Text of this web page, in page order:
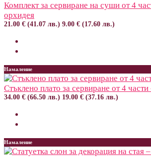
Комплект за сервиране на суши от 4
орхидея
21.00 € (41.07 лв.) 9.00 € (17.60 лв.)
Намаление
Стъклено плато за сервиране от 4
34.00 € (66.50 лв.) 19.00 € (37.16 лв.)
Намаление